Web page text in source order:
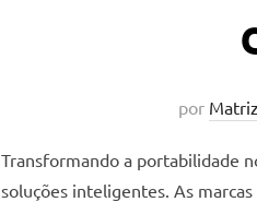
por
Transformando a portabilidade
soluções inteligentes. As